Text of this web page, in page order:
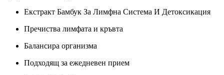
Екстракт Бамбук За Лимфна Система И Детоксикация
Пречиства лимфата и кръвта
Балансира организма
Подходящ за ежедневен прием